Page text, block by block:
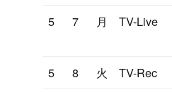
5
7 月 TV-Live
5
8 火 TV-Rec